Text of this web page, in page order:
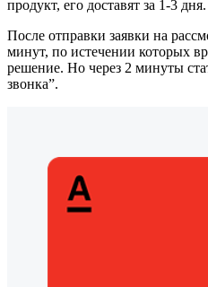
продукт, его доставят за 1-3 дня.
После отправки заявки на
минут, по истечении которых
решение. Но через 2 минуты
звонка”.